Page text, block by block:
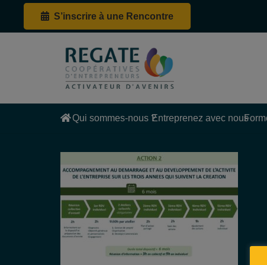
S’inscrire à une Rencontre
Qui sommes-nous ?Entreprenez avec nous